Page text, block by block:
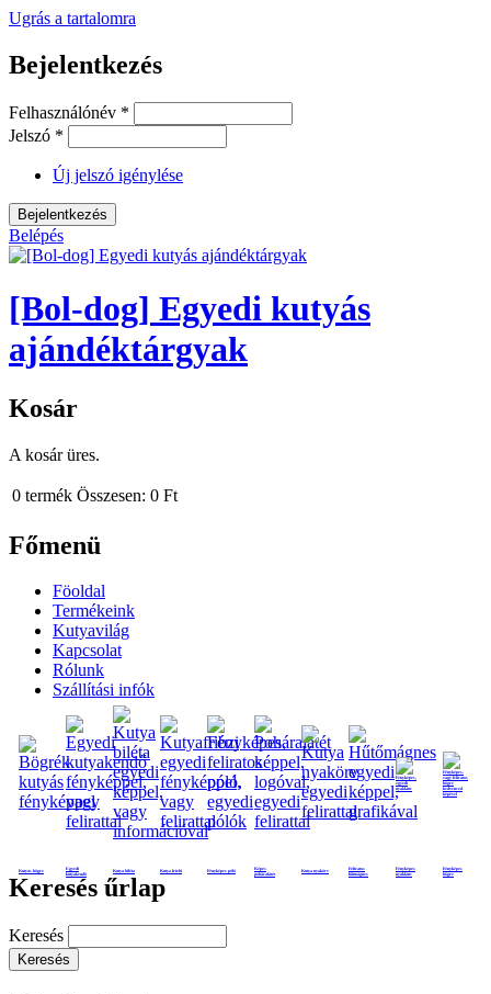
Ugrás a tartalomra
Bejelentkezés
Felhasználónév *
Jelszó *
Új jelszó igénylése
Belépés
[Bol-dog] Egyedi kutyás
ajándéktárgyak
Kosár
A kosár üres.
0 termék Összesen: 0 Ft
Főmenü
Föoldal
Termékeink
Kutyavilág
Kapcsolat
Rólunk
Szállítási infók
Kutyás bögre
Egyedi
kutyakendő
Kutya biléta Kutya frizbi Fényképes póló
Képes
poháralátét
Kutya nyakörv
Feliratos
hűtmágnes
Fényképes
nyaklánc
Fényképes
bögre
Keresés űrlap
Keresés